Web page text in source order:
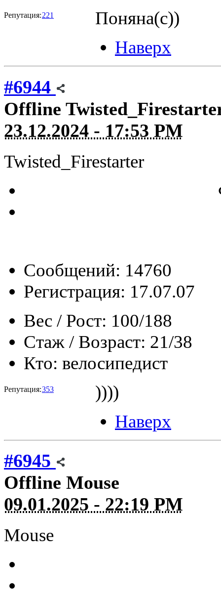
Репутация:221
Поняна(с))
Наверх
#6944
Offline
23.12.2024 - 17:53 PM
Twisted_Firestarter
Сообщений: 14760
Регистрация: 17.07.07
Вес / Рост: 100/188
Стаж / Возраст: 21/38
Кто: велосипедист
Репутация:353
))))
Наверх
#6945
Offline Mouse
09.01.2025 - 22:19 PM
Mouse